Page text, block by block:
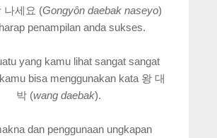
나세요 (Gongyȏn daebak naseyo)
penampilan anda sukses.
yang kamu lihat sangat sangat
bisa menggunakan kata 왕 대
박 (wang daebak).
dan penggunaan ungkapan